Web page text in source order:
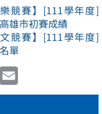
樂競賽】[111學年度]
雄市初賽成績
文競賽】[111學年度]
單
Gmail